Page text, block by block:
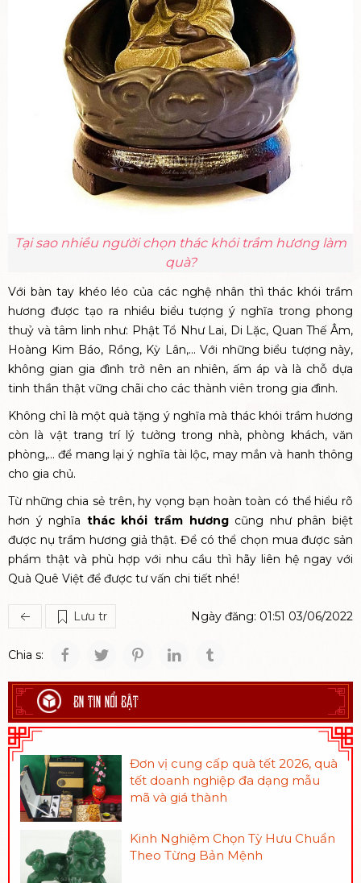
Tại sao nhiều người chọn thác khói trầm hương làm
quà?
Với bàn tay khéo léo của các nghệ nhân thì thác khói trầm
hương được tạo ra nhiều biểu tượng ý nghĩa trong phong
thuỷ và tâm linh như: Phật Tổ Như Lai, Di Lặc, Quan Thế Âm,
Hoàng Kim Báo, Rồng, Kỳ Lân,... Với những biểu tượng này,
không gian gia đình trở nên an nhiên, ấm áp và là chỗ dựa
tinh thần thật vững chãi cho các thành viên trong gia đình.
Không chỉ là một quà tặng ý nghĩa mà thác khói trầm hương
còn là vật trang trí lý tưởng trong nhà, phòng khách, văn
phòng,... để mang lại ý nghĩa tài lộc, may mắn và hanh thông
cho gia chủ.
Từ những chia sẻ trên, hy vọng bạn hoàn toàn có thể hiểu rõ
hơn ý nghĩa thác khói trầm hươngcũng như phân biệt
được nụ trầm hương giả thật. Để có thể chọn mua được sản
phẩm thật và phù hợp với nhu cầu thì hãy liên hệ ngay với
Quà Quê Việt để được tư vấn chi tiết nhé!
Lưu tr Ngày đăng: 01:51 03/06/2022
Chia s:
BN TIN NỔI BẬT
Đơn vị cung cấp quà tết 2026, quà
tết doanh nghiệp đa dạng mẫu
mã và giá thành
Kinh Nghiệm Chọn Tỳ Hưu Chuẩn
Theo Từng Bản Mệnh